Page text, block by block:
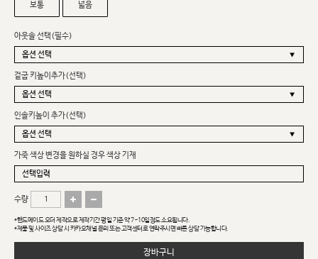
보통 넓음
아웃솔 선택(필수)
겉굽 키높이추가(선택)
인솔키높이 추가(선택)
가죽 색상 변경을 원하실 경우 색상 기재
수량
*핸드메이드 오더 제작으로 제작기간 평일 기준 약 7~10일정도 소요됩니다.
*제품 및 사이즈 상담 시 카카오채널 문의 또는 고객센터로 연락주시면 빠른 상담 가능합니다.
장바구니